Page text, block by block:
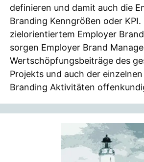
definieren und damit auch die
Branding Kenngrößen oder KPI.
zielorientiertem Employer
sorgen Employer Brand
Wertschöpfungsbeiträge des
Projekts und auch der
Branding Aktivitäten